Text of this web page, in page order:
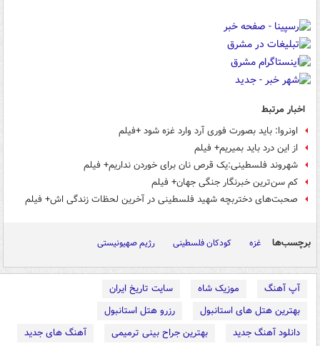
اخبار مرتبط
اونروا: باید بصورت فوری آرد وارد غزه شود +فیلم
از این درد باید بمیریم+ فیلم
شهروند فلسطینی:یک قرص نان برای خوردن نداریم+ فیلم
کم سن‌ترین خبرنگار جنگی جهان+ فیلم
صحبت‌های دختربچه شهید فلسطینی در آخرین لحظات زندگی اش+ فیلم
برچسب‌ها غزه کودکان فلسطینی رژیم صهیونیستی
آپ آهنگ موزیک شاه
سایت تاریخ ایران
بهترین هتل های استانبول
رزرو هتل استانبول
دانلود آهنگ جدید
بهترین جراح بینی ترمیمی
آهنگ های جدید